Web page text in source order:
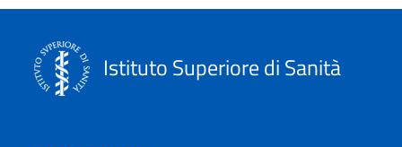
Istituto Superiore di Sanità